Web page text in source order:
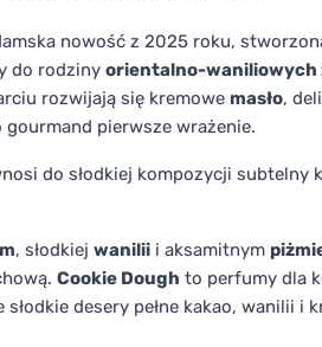
nowość z 2025 roku,
do rodziny orientalno-waniliowych
rozwijają się kremowe masło,
pierwsze wrażenie.
do słodkiej kompozycji subtelny
, słodkiej wanilii i aksamitnym
Cookie Dough to perfumy dla
słodkie desery pełne kakao, wanilii i